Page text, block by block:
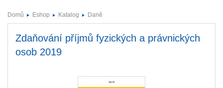
Domů Eshop Katalog Daně
Zdaňování příjmů fyzických a právnických
osob 2019